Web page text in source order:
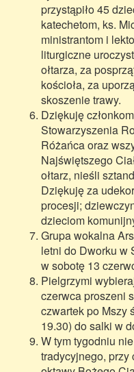
przystąpiło 45
katechetom, ks.
ministrantom i
liturgiczne
ołtarza, za
kościoła, za
skoszenie trawy.
Dziękuję
Stowarzyszenia
Różańca oraz
Najświętszego
ołtarz, nieśli
Dziękuję za
procesji;
dzieciom
Grupa wokalna
letni do Dworku w
w sobotę 13
Pielgrzymi
czerwca proszeni
czwartek po Mszy
19.30) do salki w
W tym tygodniu
tradycyjnego, przy